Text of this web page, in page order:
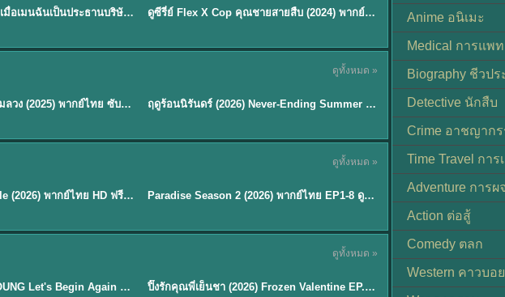
My Bias, My Boss เมื่อเมนฉันเป็นประธานบริษัท (2026) พากย์ไทย ซับไทย EP.1-12 ★8 EP.16ดูซีรี่ย์ Flex X Cop คุณชายสายสืบ (2024) พากย์ไทย-ซับไทย EP.1-16 (จบ)
ดูทั้งหมด »
Silent Tides คลื่นลมลวง (2025) พากย์ไทย ซับไทย EP.1-31 ★8.8 ฤดูร้อนนิรันดร์ (2026) Never-Ending Summer พากย์ไทย EP.1-29
ดูทั้งหมด »
EP.9ดูซีรี่ย์ Detective Hole (2026) พากย์ไทย HD ฟรี อัปเดตล่าสุด Netflix EP.8Paradise Season 2 (2026) พากย์ไทย EP1-8 ดูซีรี่ย์ฝรั่ง HD ครบทุกตอน
ดูทั้งหมด »
รักได้หรือ (2026) YOUNG Let's Begin Again พากย์ไทย EP.1-19 ★8 ปิ๊งรักคุณพี่เย็นชา (2026) Frozen Valentine EP.1-10 (จบ)
Anime อนิเมะ
Medical การแพ
Biography ชีวปร
Detective นักสืบ
Crime อาชญาก
Time Travel กา
Adventure การ
Action ต่อสู้
Comedy ตลก
Western คาวบอ